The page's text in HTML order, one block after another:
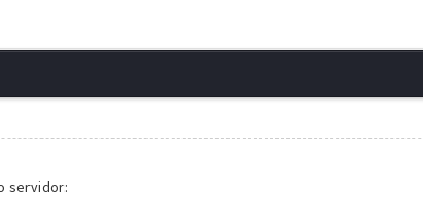
servidor: